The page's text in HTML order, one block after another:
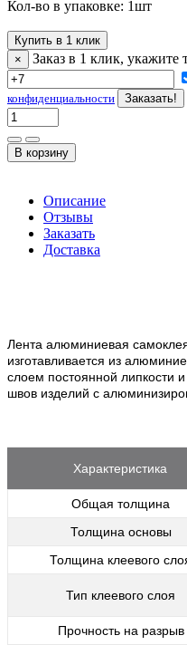
Кол-во в упаковке: 1шт
Купить в 1 клик
×
Заказ в 1 клик, укажите
конфиденциальности
Описание
Отзывы
Заказать
Доставка
Лента алюминиевая
изготавливается из
слоем постоянной липкости
швов изделий с
Характеристика
Общая толщина
Толщина основы
Толщина клеевого
Тип клеевого слоя
Прочность на разрыв